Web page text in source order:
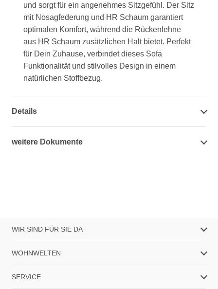
und sorgt für ein angenehmes Sitzgefühl. Der Sitz
mit Nosagfederung und HR Schaum garantiert
optimalen Komfort, während die Rückenlehne
aus HR Schaum zusätzlichen Halt bietet. Perfekt
für Dein Zuhause, verbindet dieses Sofa
Funktionalität und stilvolles Design in einem
natürlichen Stoffbezug.
Details
weitere Dokumente
WIR SIND FÜR SIE DA
WOHNWELTEN
SERVICE